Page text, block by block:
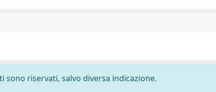
riservati, salvo diversa indicazione.